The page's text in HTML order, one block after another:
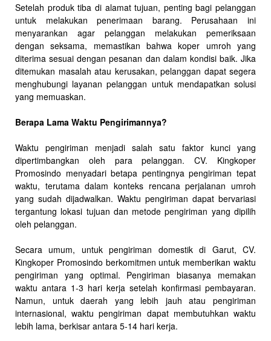
Setelah produk tiba di alamat tujuan, penting bagi pelanggan
untuk melakukan penerimaan barang. Perusahaan ini
menyarankan agar pelanggan melakukan pemeriksaan
dengan seksama, memastikan bahwa koper umroh yang
diterima sesuai dengan pesanan dan dalam kondisi baik. Jika
ditemukan masalah atau kerusakan, pelanggan dapat segera
menghubungi layanan pelanggan untuk mendapatkan solusi
yang memuaskan.
Berapa Lama Waktu Pengirimannya?
Waktu pengiriman menjadi salah satu faktor kunci yang
dipertimbangkan oleh para pelanggan. CV. Kingkoper
Promosindo menyadari betapa pentingnya pengiriman tepat
waktu, terutama dalam konteks rencana perjalanan umroh
yang sudah dijadwalkan. Waktu pengiriman dapat bervariasi
tergantung lokasi tujuan dan metode pengiriman yang dipilih
oleh pelanggan.
Secara umum, untuk pengiriman domestik di Garut, CV.
Kingkoper Promosindo berkomitmen untuk memberikan waktu
pengiriman yang optimal. Pengiriman biasanya memakan
waktu antara 1-3 hari kerja setelah konfirmasi pembayaran.
Namun, untuk daerah yang lebih jauh atau pengiriman
internasional, waktu pengiriman dapat membutuhkan waktu
lebih lama, berkisar antara 5-14 hari kerja.